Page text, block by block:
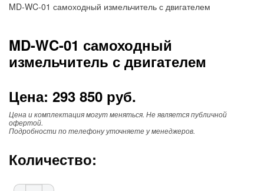
Текущая
MD-WC-01 самоходный измельчитель с двигателем
MD-WC-01 самоходный
измельчитель с двигателем
Цена: 293 850 руб.
Цена и комплектация могут меняться. Не является публичной
офертой.
Подробности по телефону уточняете у менеджеров.
Количество: